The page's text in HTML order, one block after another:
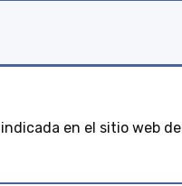
en el sitio web de